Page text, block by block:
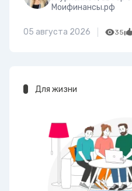
Моифинансы.рф
05 августа 2026 35
Для жизни